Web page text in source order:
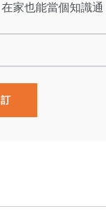
家也能當個知識通